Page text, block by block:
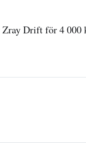
Zray Drift för 4 000